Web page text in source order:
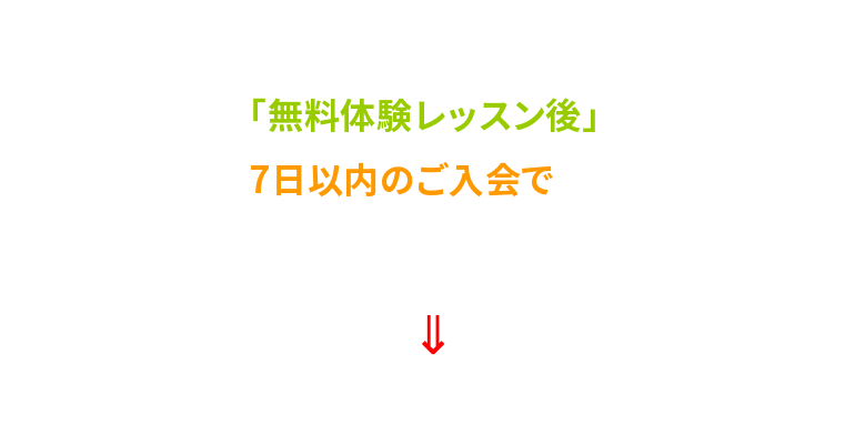
「無料体験レッスン後」
7日以内のご入会で
⇓